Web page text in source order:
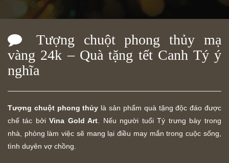
Tượng chuột phong thủy mạ
vàng 24k – Quà tặng tết Canh Tý ý
nghĩa
Tượng chuột phong thủy là sản phẩm quà tặng độc đáo được
chế tác bởiVina Gold Art . Nếu người tuổi Tý trưng bày trong
nhà, phòng làm việc sẽ mang lại điều may mắn trong cuộc sống,
tình duyên vợ chồng.